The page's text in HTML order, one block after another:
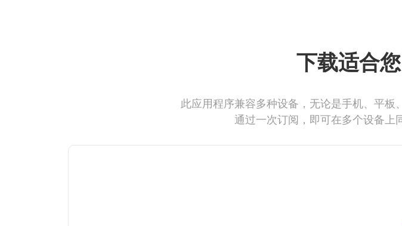
下载适合
此应用程序兼容多种设备，无论是手机、平板
通过一次订阅，即可在多个设备上